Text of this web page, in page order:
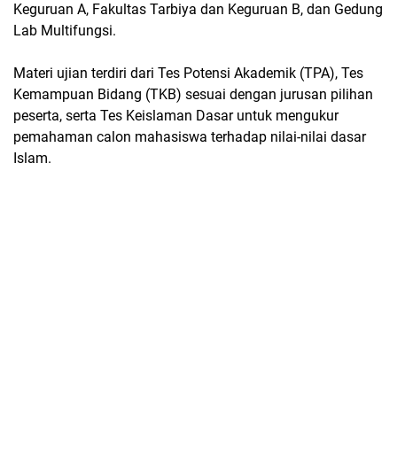
Keguruan A, Fakultas Tarbiya dan Keguruan B, dan Gedung
Lab Multifungsi.
Materi ujian terdiri dari Tes Potensi Akademik (TPA), Tes
Kemampuan Bidang (TKB) sesuai dengan jurusan pilihan
peserta, serta Tes Keislaman Dasar untuk mengukur
pemahaman calon mahasiswa terhadap nilai-nilai dasar
Islam.